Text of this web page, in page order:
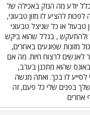
יודע מה הנזק באכילה של
להציע לו מזון טבעוני,
טבעול או כל שניצל טבעוני
ולהתעקש , בגלל שהוא ביקש
מזונות שפוגעים באחרים,
לאנשים לרצוח חיות. מה אם
שהוא מתכנן בערב,
לו בכך. ואתה מנשה
בפנים שלי כל פעם, זה
אחרים